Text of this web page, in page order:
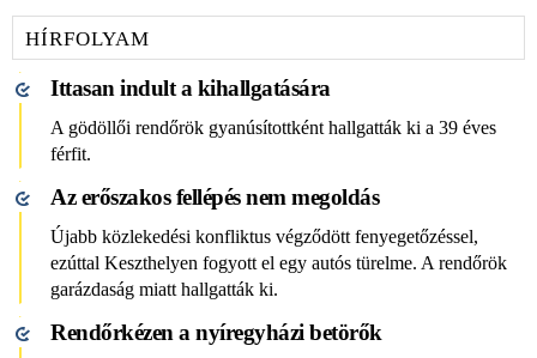
HÍRFOLYAM
Ittasan indult a kihallgatására
A gödöllői rendőrök gyanúsítottként hallgatták ki a 39 éves
férfit.
Az erőszakos fellépés nem megoldás
Újabb közlekedési konfliktus végződött fenyegetőzéssel,
ezúttal Keszthelyen fogyott el egy autós türelme. A rendőrök
garázdaság miatt hallgatták ki.
Rendőrkézen a nyíregyházi betörők